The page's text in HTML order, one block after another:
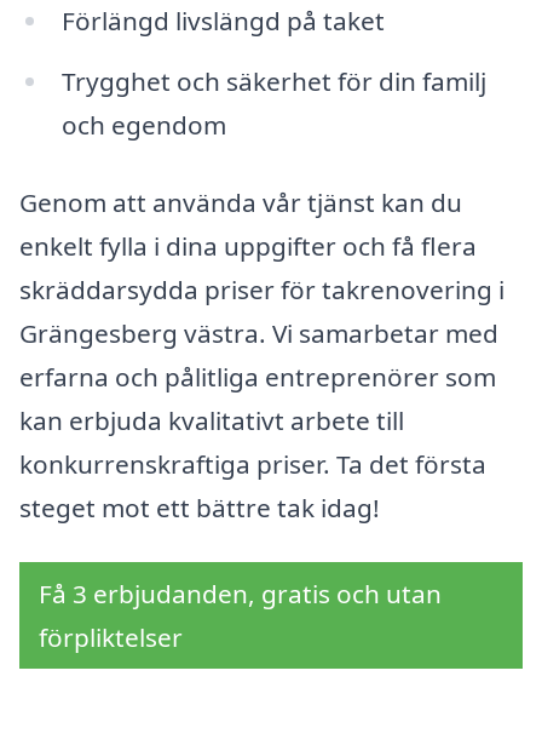
Förlängd livslängd på taket
Trygghet och säkerhet för din familj
och egendom
Genom att använda vår tjänst kan du
enkelt fylla i dina uppgifter och få flera
skräddarsydda priser för takrenovering i
Grängesberg västra. Vi samarbetar med
erfarna och pålitliga entreprenörer som
kan erbjuda kvalitativt arbete till
konkurrenskraftiga priser. Ta det första
steget mot ett bättre tak idag!
Få 3 erbjudanden, gratis och utan
förpliktelser